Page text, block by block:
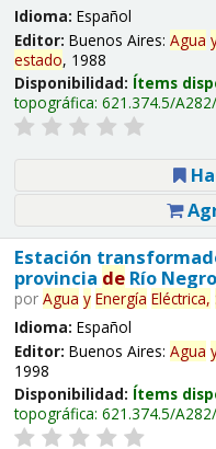
Idioma: Español
Editor: Buenos Aires: Agua
estado, 1988
Disponibilidad: Ítems
topográfica: 621.374.5/
Estación
provincia deRío
por Agua y Energía Eléctrica,
Idioma: Español
Editor: Buenos Aires: Agua
1998
Disponibilidad: Ítems
topográfica: 621.374.5/